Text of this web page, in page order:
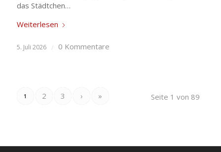
das Städtchen…
Weiterlesen
5. Juli 2026 / 0 Kommentare
Seite 1 von 89
1 2 3 › »